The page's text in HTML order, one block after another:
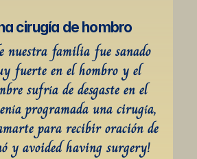
cirugía de hombro
nuestra familia fue sanado
fuerte en el hombro y el
sufría de desgaste en el
programada una cirugía,
para recibir oración de
y avoided having surgery!